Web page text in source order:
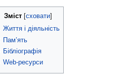
Зміст
Життя і діяльність
Пам’ять
Бібліографія
Web-ресурси